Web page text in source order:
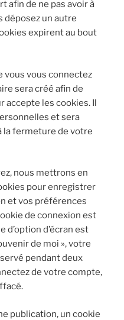
afin de ne pas avoir à
déposez un autre
expirent au bout
vous vous connectez
sera créé afin de
accepte les cookies. Il
et sera
la fermeture de votre
nous mettrons en
pour enregistrer
et vos préférences
de connexion est
d’option d’écran est
de moi », votre
pendant deux
de votre compte,
publication, un cookie